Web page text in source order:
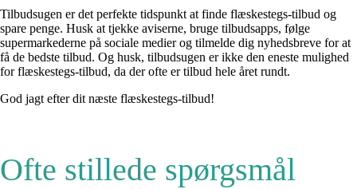
Tilbudsugen er det perfekte tidspunkt at finde flæskestegs-tilbud og
spare penge. Husk at tjekke aviserne, bruge tilbudsapps, følge
supermarkederne på sociale medier og tilmelde dig nyhedsbreve for at
få de bedste tilbud. Og husk, tilbudsugen er ikke den eneste mulighed
for flæskestegs-tilbud, da der ofte er tilbud hele året rundt.
God jagt efter dit næste flæskestegs-tilbud!
Ofte stillede spørgsmål